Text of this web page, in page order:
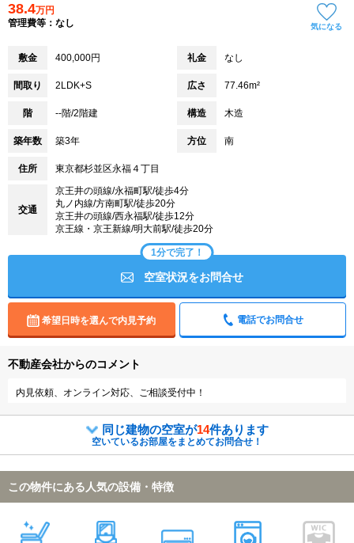
38.4万円
管理費等：なし
気になる
敷金 400,000円 礼金 なし
間取り 2LDK+S 広さ 77.46m²
階 --階/2階建 構造 木造
築年数 築3年 方位 南
住所 東京都杉並区永福４丁目
交通
京王井の頭線/永福町駅/徒歩4分
丸ノ内線/方南町駅/徒歩20分
京王井の頭線/西永福駅/徒歩12分
京王線・京王新線/明大前駅/徒歩20分
1分で完了！
空室状況をお問合せ
希望日時を選んで内見予約 電話でお問合せ
不動産会社からのコメント
内見依頼、オンライン対応、ご相談受付中！
同じ建物の空室が14件あります
空いているお部屋をまとめてお問合せ！
この物件にある人気の設備・特徴